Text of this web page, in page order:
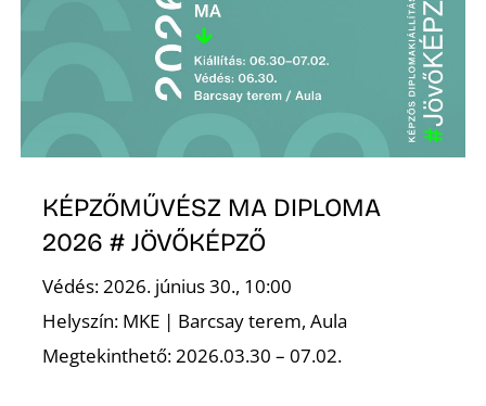
KÉPZŐMŰVÉSZ MA DIPLOMA
2026 # JÖVŐKÉPZŐ
Védés: 2026. június 30., 10:00
Helyszín: MKE | Barcsay terem, Aula
Megtekinthető: 2026.03.30 – 07.02.